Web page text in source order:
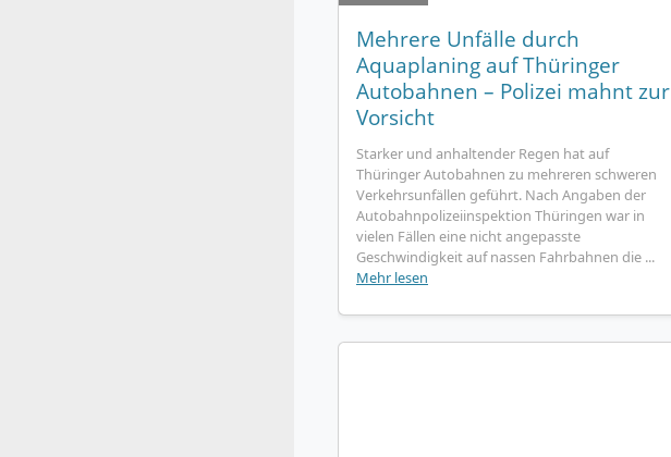
Mehrere Unfälle durch
Aquaplaning auf Thüringer
Autobahnen – Polizei mahnt zur
Vorsicht
Starker und anhaltender Regen hat auf
Thüringer Autobahnen zu mehreren schweren
Verkehrsunfällen geführt. Nach Angaben der
Autobahnpolizeiinspektion Thüringen war in
vielen Fällen eine nicht angepasste
Geschwindigkeit auf nassen Fahrbahnen die ...
Mehr lesen